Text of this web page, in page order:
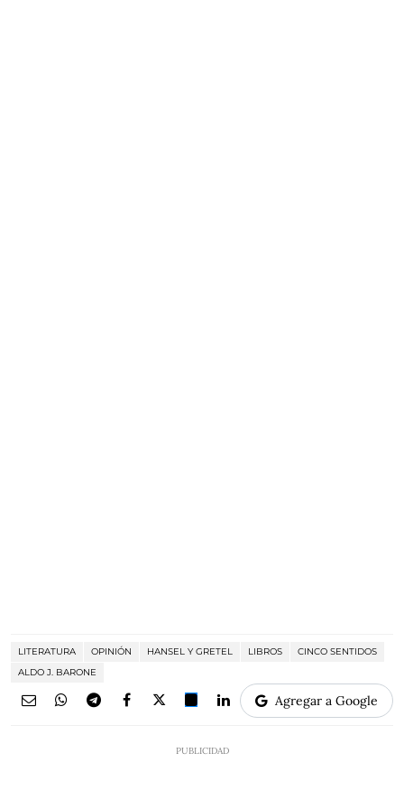
LITERATURA OPINIÓN HANSEL Y GRETEL LIBROS
CINCO SENTIDOS
ALDO J. BARONE
Agregar a Google